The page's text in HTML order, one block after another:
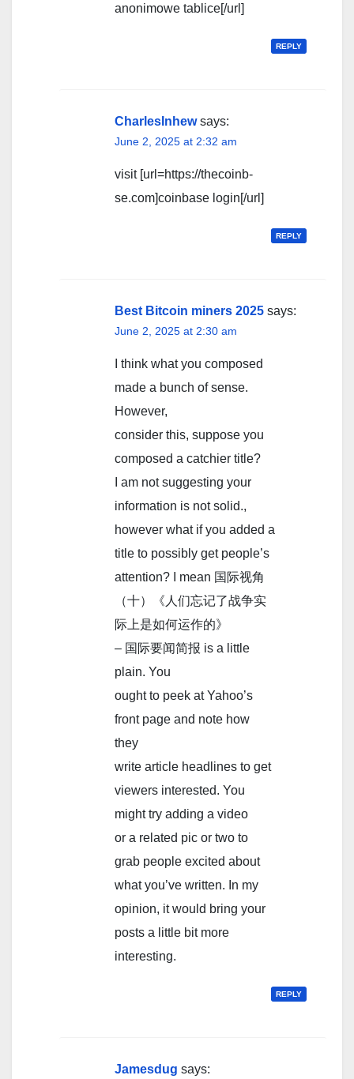
anonimowe tablice[/url]
REPLY
CharlesInhew says:
June 2, 2025 at 2:32 am
visit [url=https://thecoinb-
se.com]coinbase login[/url]
REPLY
Best Bitcoin miners 2025 says:
June 2, 2025 at 2:30 am
I think what you composed
made a bunch of sense.
However,
consider this, suppose you
composed a catchier title?
I am not suggesting your
information is not solid.,
however what if you added a
title to possibly get people’s
attention? I mean 国际视角
（十）《人们忘记了战争实
际上是如何运作的》
– 国际要闻简报 is a little
plain. You
ought to peek at Yahoo’s
front page and note how
they
write article headlines to get
viewers interested. You
might try adding a video
or a related pic or two to
grab people excited about
what you’ve written. In my
opinion, it would bring your
posts a little bit more
interesting.
REPLY
Jamesdug says: